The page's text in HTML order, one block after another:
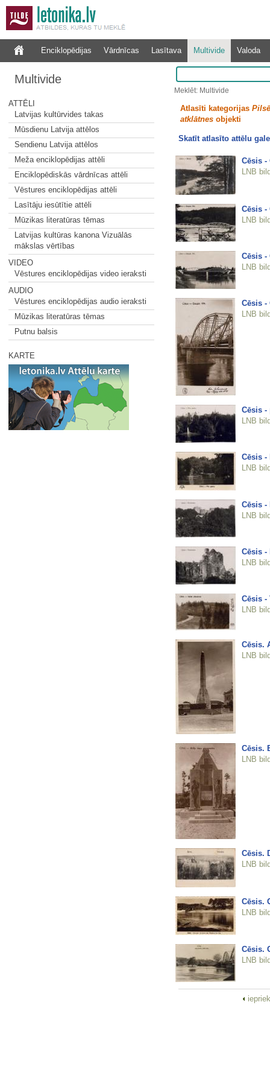
Enciklopēdijas Vārdnīcas Lasītava Multivide Valoda
Multivide
ATTĒLI
Latvijas kultūrvides takas
Mūsdienu Latvija attēlos
Sendienu Latvija attēlos
Meža enciklopēdijas attēli
Enciklopēdiskās vārdnīcas attēli
Vēstures enciklopēdijas attēli
Lasītāju iesūtītie attēli
Mūzikas literatūras tēmas
Latvijas kultūras kanona Vizuālās
mākslas vērtības
VIDEO
Vēstures enciklopēdijas video ieraksti
AUDIO
Vēstures enciklopēdijas audio ieraksti
Mūzikas literatūras tēmas
Putnu balsis
KARTE
Meklēt: Multivide
Atlasīti kategorijas
atklātnesobjekti
Skatīt atlasīto attēlu
Cēsis -
LNB
Cēsis -
LNB
Cēsis -
LNB
Cēsis -
LNB
Cēsis -
LNB
Cēsis -
LNB
Cēsis -
LNB
Cēsis -
LNB
Cēsis -
LNB
Cēsis.
LNB
Cēsis.
LNB
Cēsis.
LNB
Cēsis.
LNB
Cēsis.
LNB